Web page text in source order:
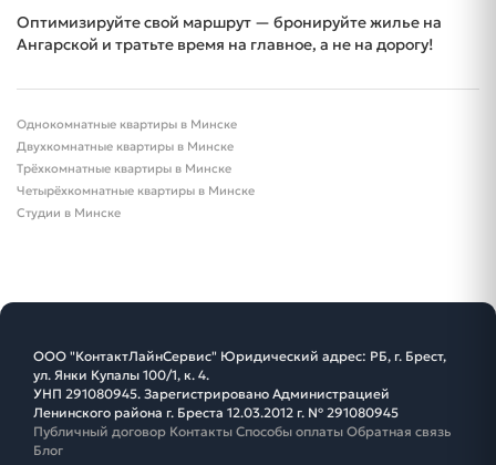
Оптимизируйте свой маршрут — бронируйте жилье на
Ангарской и тратьте время на главное, а не на дорогу!
Однокомнатные квартиры в Минске
Двухкомнатные квартиры в Минске
Трёхкомнатные квартиры в Минске
Четырёхкомнатные квартиры в Минске
Студии в Минске
ООО "КонтактЛайнСервис" Юридический адрес: РБ, г. Брест,
ул. Янки Купалы 100/1, к. 4.
УНП 291080945. Зарегистрировано Администрацией
Ленинского района г. Бреста 12.03.2012 г. № 291080945
Публичный договор Контакты Способы оплаты Обратная связь
Блог